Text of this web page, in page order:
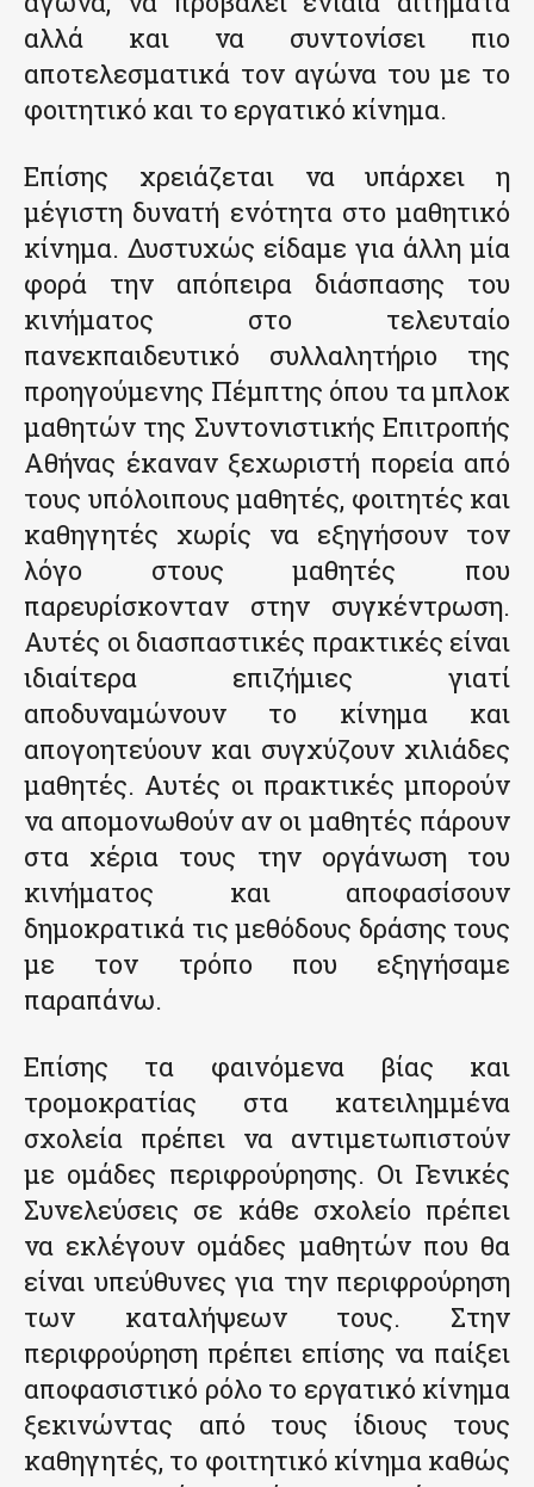
αλλά και να συντονίσει πιο
αποτελεσματικά τον αγώνα του με το
φοιτητικό και το εργατικό κίνημα.
Επίσης χρειάζεται να υπάρχει η
μέγιστη δυνατή ενότητα στο μαθητικό
κίνημα. Δυστυχώς είδαμε για άλλη μία
φορά την απόπειρα διάσπασης του
κινήματος στο τελευταίο
πανεκπαιδευτικό συλλαλητήριο της
προηγούμενης Πέμπτης όπου τα μπλοκ
μαθητών της Συντονιστικής Επιτροπής
Αθήνας έκαναν ξεχωριστή πορεία από
τους υπόλοιπους μαθητές, φοιτητές και
καθηγητές χωρίς να εξηγήσουν τον
λόγο στους μαθητές που
παρευρίσκονταν στην συγκέντρωση.
Αυτές οι διασπαστικές πρακτικές είναι
ιδιαίτερα επιζήμιες γιατί
αποδυναμώνουν το κίνημα και
απογοητεύουν και συγχύζουν χιλιάδες
μαθητές. Αυτές οι πρακτικές μπορούν
να απομονωθούν αν οι μαθητές πάρουν
στα χέρια τους την οργάνωση του
κινήματος και αποφασίσουν
δημοκρατικά τις μεθόδους δράσης τους
με τον τρόπο που εξηγήσαμε
παραπάνω.
Επίσης τα φαινόμενα βίας και
τρομοκρατίας στα κατειλημμένα
σχολεία πρέπει να αντιμετωπιστούν
με ομάδες περιφρούρησης. Οι Γενικές
Συνελεύσεις σε κάθε σχολείο πρέπει
να εκλέγουν ομάδες μαθητών που θα
είναι υπεύθυνες για την περιφρούρηση
των καταλήψεων τους. Στην
περιφρούρηση πρέπει επίσης να παίξει
αποφασιστικό ρόλο το εργατικό κίνημα
ξεκινώντας από τους ίδιους τους
καθηγητές, το φοιτητικό κίνημα καθώς